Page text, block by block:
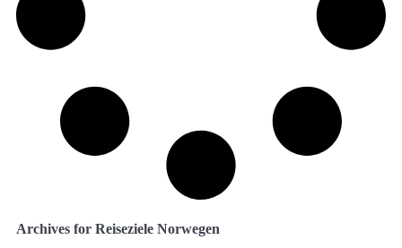
Archives for Reiseziele Norwegen